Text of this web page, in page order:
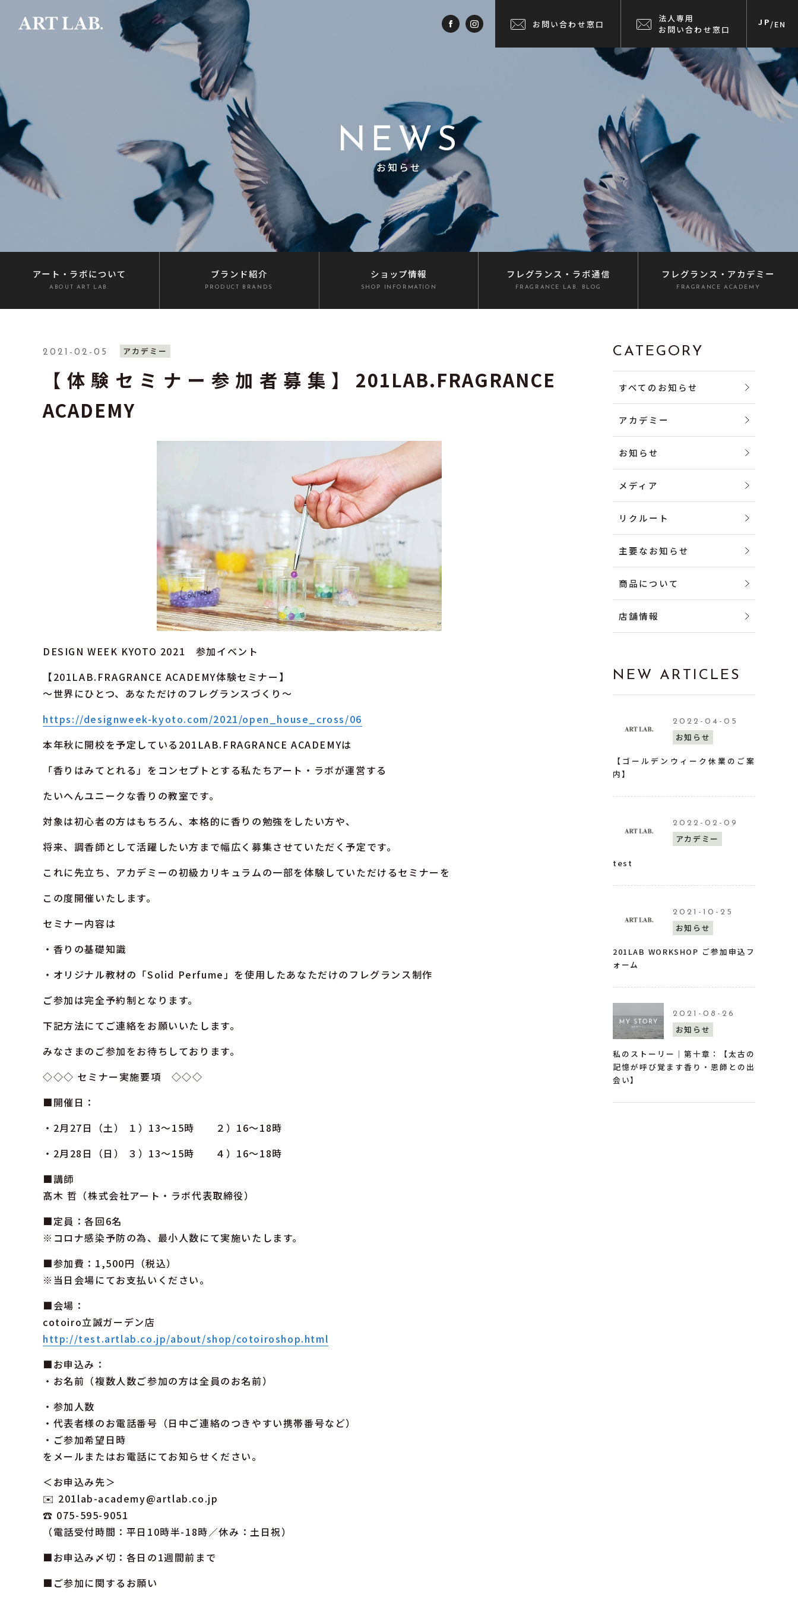
お問い合わせ窓口
法人専用
お問い合わせ窓口
JP/EN
NEWS
お知らせ
アート・ラボについて
ABOUT ART LAB.
ブランド紹介
PRODUCT BRANDS
ショップ情報
SHOP INFORMATION
フレグランス ・ラボ通信
FRAGRANCE LAB. BLOG
フレグランス ・アカデミー
FRAGRANCE ACADEMY
2021-02-05 アカデミー
【体験セミナー参加者募集】201LAB.FRAGRANCE
ACADEMY
DESIGN WEEK KYOTO 2021 参加イベント
【201LAB.FRAGRANCE ACADEMY体験セミナー】
〜世界にひとつ、あなただけのフレグランスづくり〜
https://designweek-kyoto.com/2021/open_house_cross/06
本年秋に開校を予定している201LAB.FRAGRANCE ACADEMYは
「香りはみてとれる」をコンセプトとする私たちアート・ラボが運営する
たいへんユニークな香りの教室です。
対象は初心者の方はもちろん、本格的に香りの勉強をしたい方や、
将来、調香師として活躍したい方まで幅広く募集させていただく予定です。
これに先立ち、アカデミーの初級カリキュラムの一部を体験していただけるセミナーを
この度開催いたします。
セミナー内容は
・香りの基礎知識
・オリジナル教材の「Solid Perfume」を使用したあなただけのフレグランス制作
ご参加は完全予約制となります。
下記方法にてご連絡をお願いいたします。
みなさまのご参加をお待ちしております。
◇◇◇ セミナー実施要項 ◇◇◇
■開催日：
・2月27日（土） １）13～15時 ２）16～18時
・2月28日（日） ３）13～15時 ４）16～18時
■講師
髙木 哲（株式会社アート・ラボ代表取締役）
■定員：各回6名
※コロナ感染予防の為、最小人数にて実施いたします。
■参加費：1,500円（税込）
※当日会場にてお支払いください。
■会場：
cotoiro立誠ガーデン店
http://test.artlab.co.jp/about/shop/cotoiroshop.html
■お申込み：
・お名前（複数人数ご参加の方は全員のお名前）
・参加人数
・代表者様のお電話番号（日中ご連絡のつきやすい携帯番号など）
・ご参加希望日時
をメールまたはお電話にてお知らせください。
＜お申込み先＞
✉️ 201lab-academy@artlab.co.jp
☎️ 075-595-9051
（電話受付時間：平日10時半-18時／休み：土日祝）
■お申込み〆切：各日の1週間前まで
■ご参加に関するお願い
CATEGORY
すべてのお知らせ
アカデミー
お知らせ
メディア
リクルート
主要なお知らせ
商品について
店舗情報
NEW ARTICLES
2022-04-05
お知らせ
【ゴールデンウィーク休業のご案
内】
2022-02-09
アカデミー
test
2021-10-25
お知らせ
201LAB WORKSHOP ご参加申込フ
ォーム
2021-08-26
お知らせ
私のストーリー｜第十章：【太古の
記憶が呼び覚ます香り・恩師との出
会い】